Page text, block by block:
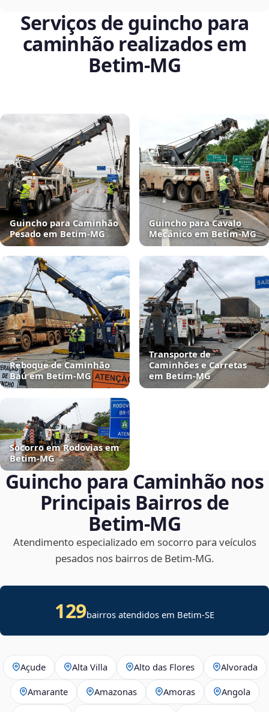
Serviços de guincho para
caminhão realizados em
Betim‑MG
Guincho para Caminhão
Pesado em Betim‑MG
Guincho para Cavalo
Mecânico em Betim‑MG
Reboque de Caminhão
Baú em Betim‑MG
Transporte de
Caminhões e Carretas
em Betim‑MG
Socorro em Rodovias em
Betim‑MG
Guincho para Caminhão nos
Principais Bairros de
Betim‑MG
Atendimento especializado em socorro para veículos
pesados nos bairros de Betim‑MG.
129bairros atendidos em Betim-SE
Açude Alta Villa Alto das Flores Alvorada
Amarante Amazonas Amoras Angola